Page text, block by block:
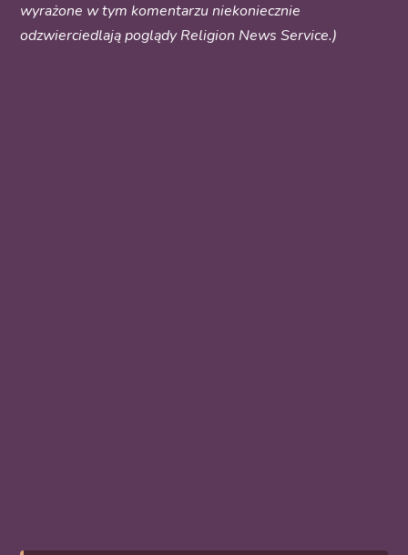
wyrażone w tym komentarzu niekoniecznie
odzwierciedlają poglądy Religion News Service.)